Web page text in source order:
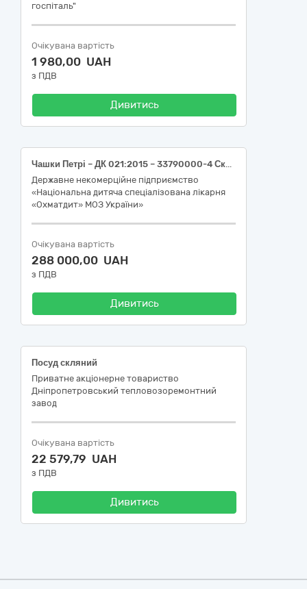
госпіталь"
Очікувана вартість
1 980,00 UAH
з ПДВ
Дивитись
Чашки Петрі – ДК 021:2015 – 33790000-4 Скляний посуд лабораторного, санітарно-гігієнічного чи фармацевтичного призначення (Чашки Петрі пластикові одноразові 90 мм – ДК 021:2015 - 33793000-5 - Скляний посуд лабораторного призначення (НК 024:2023: 43344 Чашка Петрі для тканинної культури, НК 031:2024: W0503030101 ЧАШКИ ПЕТРІ))
Державне некомерційне підприємство
«Національна дитяча спеціалізована лікарня
«Охматдит» МОЗ України»
Очікувана вартість
288 000,00 UAH
з ПДВ
Дивитись
Посуд скляний
Приватне акцiонерне товариство
Днiпропетровський тепловозоремонтний
завод
Очікувана вартість
22 579,79 UAH
з ПДВ
Дивитись